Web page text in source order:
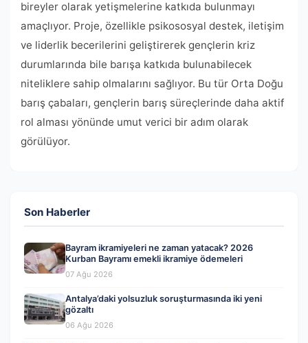
bireyler olarak yetişmelerine katkıda bulunmayı
amaçlıyor. Proje, özellikle psikososyal destek, iletişim
ve liderlik becerilerini geliştirerek gençlerin kriz
durumlarında bile barışa katkıda bulunabilecek
niteliklere sahip olmalarını sağlıyor. Bu tür Orta Doğu
barış çabaları, gençlerin barış süreçlerinde daha aktif
rol alması yönünde umut verici bir adım olarak
görülüyor.
Son Haberler
Bayram ikramiyeleri ne zaman yatacak? 2026
Kurban Bayramı emekli ikramiye ödemeleri
07 Ağu 2026
Antalya’daki yolsuzluk soruşturmasında iki yeni
gözaltı
06 Ağu 2026